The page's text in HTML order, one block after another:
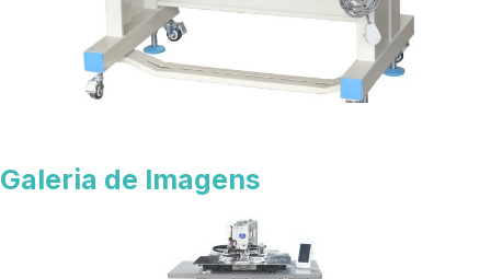
Galeria de Imagens